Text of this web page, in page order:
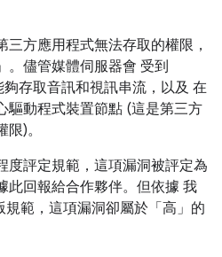
方應用程式無法存取的權限，
。儘管媒體伺服器會 受到
存取音訊和視訊串流，以及 在
驅動程式裝置節點 (這是第三方
)。
度評定規範，這項漏洞被評定為
此回報給合作夥伴。但依據 我
範，這項漏洞卻屬於「高」的